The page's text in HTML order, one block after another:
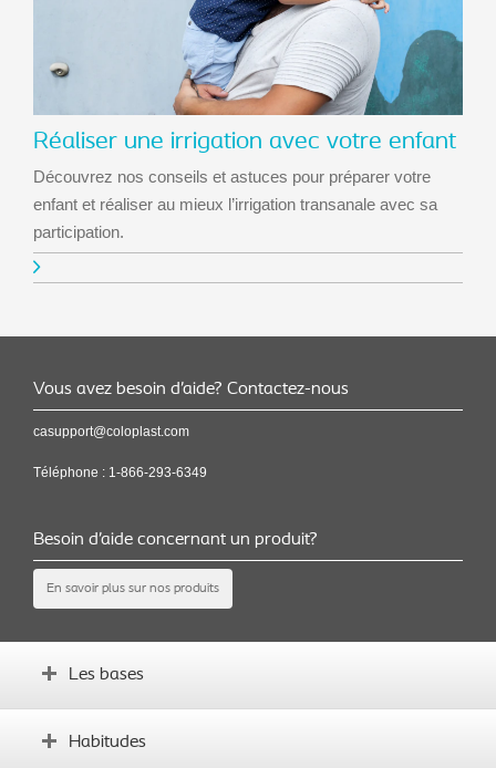
Réaliser une irrigation avec votre enfant
Découvrez nos conseils et astuces pour préparer votre
enfant et réaliser au mieux l’irrigation transanale avec sa
participation.
Vous avez besoin d’aide? Contactez-nous
casupport@coloplast.com
Téléphone : 1-866-293-6349
Besoin d’aide concernant un produit?
En savoir plus sur nos produits
Les bases
Comprendre le transit intestinal
Habitudes